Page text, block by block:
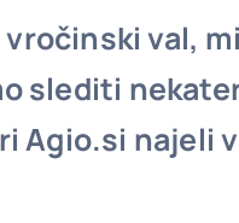
val,
slediti
Agio.si najeli